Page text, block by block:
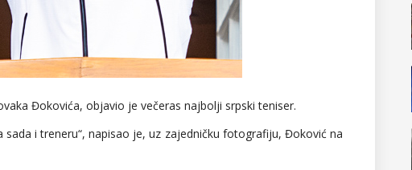
Đokovića, objavio je večeras najbolji srpski teniser.
i treneru“, napisao je, uz zajedničku fotografiju, Đoković na